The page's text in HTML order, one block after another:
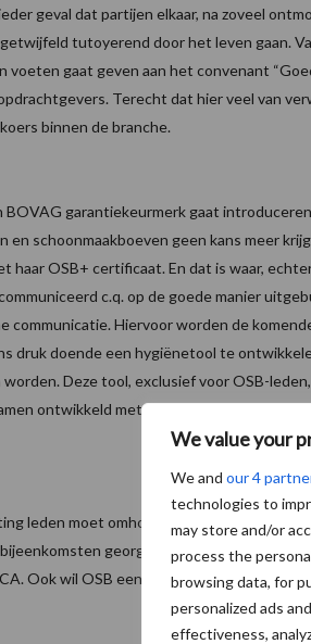
We value your
We and our 4
technologies to
may store and/or
process the
browsing data, for
personalized ads
effectiveness,
geval dat partijen elkaar, na zoveel
tutoyerend door het leven gaan.
voeten gaat geven aan het convenant
Terecht dat hier veel van
binnen de branche.
BOVAG garantiekeurmerk gaat
schoonmaakboeven geen kans meer
haar OSB+ certificaat. En dat is waar,
c.q. op de goede manier
communicatie. Hiervoor worden de
druk doende een hygiënetool te
Deze tool, exclusief voor OSB-
ontwikkeld met TU Eindhoven. Een
leden moet omhoog! Leden worden
georganiseerd. Daarnaast
Ook wil OSB een actievere rol gaan